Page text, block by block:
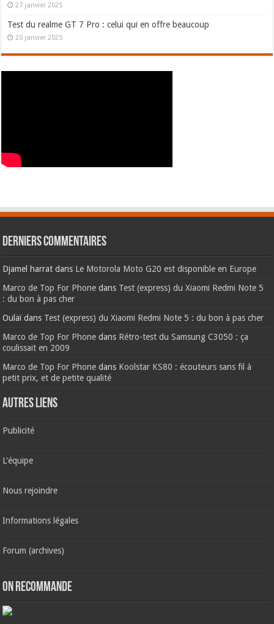
27 janvier 2025
Test du realme GT 7 Pro : celui qui en offre beaucoup
20 janvier 2025
Derniers commentaires
Djamel harrat dans Le Motorola Moto G20 est disponible en Europe
Marco de Top For Phone dans Test (express) du Xiaomi Redmi Note 5
: du bon à pas cher
Oulaïdans Test (express) du Xiaomi Redmi Note 5 : du bon à pas cher
Marco de Top For Phone dans Rétro-test du Samsung C3050 : ça
coulissait en 2009
Marco de Top For Phone dans Koolstar KS80 : écouteurs sans fil à
petit prix, et de petite qualité
AUTRES LIENS
Publicité
L'équipe
Nous rejoindre
Informations légales
Forum (archives)
ON RECOMMANDE